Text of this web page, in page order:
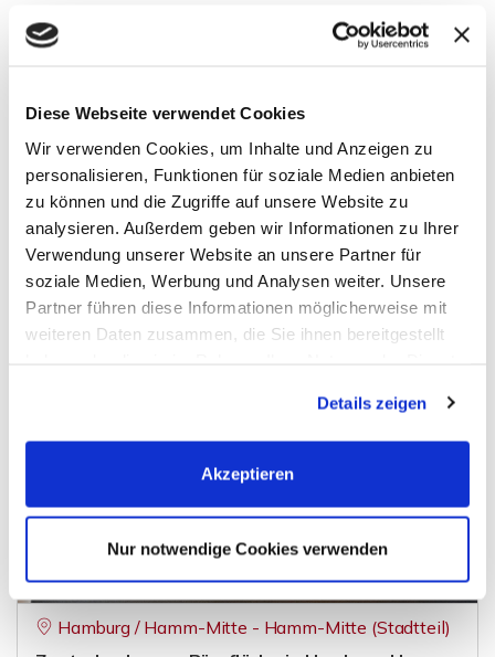
Diese Webseite verwendet Cookies
Wir verwenden Cookies, um Inhalte und Anzeigen zu
personalisieren, Funktionen für soziale Medien anbieten
zu können und die Zugriffe auf unsere Website zu
analysieren. Außerdem geben wir Informationen zu Ihrer
Verwendung unserer Website an unsere Partner für
soziale Medien, Werbung und Analysen weiter. Unsere
Partner führen diese Informationen möglicherweise mit
weiteren Daten zusammen, die Sie ihnen bereitgestellt
Cookies, wenn Sie unsere Webseite weiterhin nutzen.
Details zeigen
Akzeptieren
Nur notwendige Cookies verwenden
Hamburg / Tonndorf - Tonndorf (Stadtteil)
Großzügiges Zweifamilienhaus mit Garten,
Garage und vielseitigem Entwicklungspotenzial
Zweifamilienhaus
154,27 m²
6
1.495,- €
Hamburg / Hamm-Mitte - Hamm-Mitte (Stadtteil)